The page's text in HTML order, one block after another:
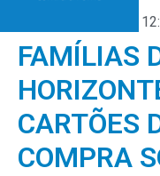
FAMÍLIAS
CARTÕES
COMPRA